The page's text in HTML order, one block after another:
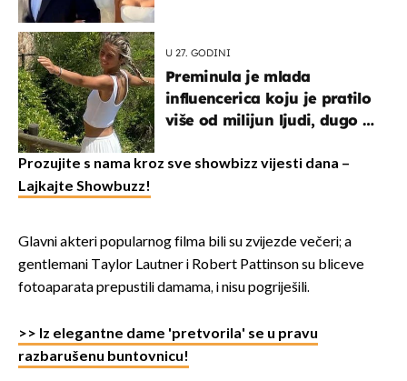
U 27. GODINI
Preminula je mlada
influencerica koju je pratilo
više od milijun ljudi, dugo se
Prozujite s nama kroz sve showbizz vijesti dana –
Lajkajte Showbuzz!
Glavni akteri popularnog filma bili su zvijezde večeri; a
gentlemani Taylor Lautner i Robert Pattinson su bliceve
fotoaparata prepustili damama, i nisu pogriješili.
>> Iz elegantne dame 'pretvorila' se u pravu
razbarušenu buntovnicu!